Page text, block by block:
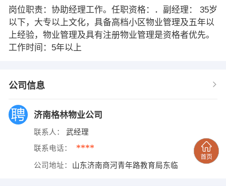
岗位职责：协助经理工作。任职资格：．副经理： 35岁
以下，大专以上文化，具备高档小区物业管理及五年以
上经验，物业管理及具有注册物业管理是资格者优先。
工作时间：5年以上
公司信息
济南格林物业公司
联系人： 武经理
联系电话： ****
公司地址： 山东济南商河青年路教育局东临